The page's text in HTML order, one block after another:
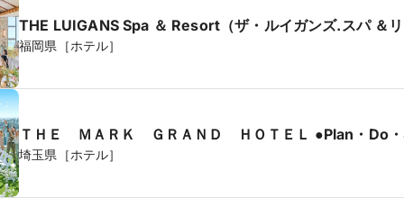
THE LUIGANS Spa ＆ Resort（ザ・ルイガンズ.スパ ＆リ
福岡県［ホテル］
ＴＨＥ ＭＡＲＫ ＧＲＡＮＤ Ｈ
埼玉県［ホテル］